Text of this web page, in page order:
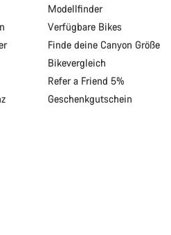
Modellfinder
Verfügbare Bikes
Finde deine Canyon Größe
Bikevergleich
Refer a Friend 5%
Geschenkgutschein